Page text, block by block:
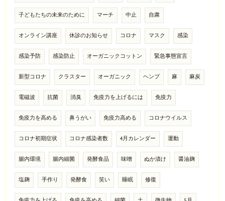
子どもたちの未来のために マーチ 中止 自粛
オンライン講座 休診のお知らせ コロナ マスク 感染
感染予防 感染防止 オーガニックコットン 緊急事態宣言
新型コロナ クラスター オーガニック ヘンプ 麻 麻炭
電磁波 抗菌 消臭 免疫力を上げるには 免疫力
免疫力を高める 鼻うがい 免疫力高める コロナウイルス
コロナ初期症状 コロナ感染者数 4月カレンダー 運動
腸内環境 腸内細菌 発酵食品 味噌 ぬか漬け 醤油麹
塩麹 手作り 発酵食 笑い 睡眠 修復